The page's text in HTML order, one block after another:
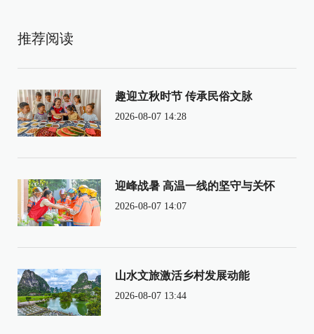
推荐阅读
趣迎立秋时节 传承民俗文脉
2026-08-07 14:28
迎峰战暑 高温一线的坚守与关怀
2026-08-07 14:07
山水文旅激活乡村发展动能
2026-08-07 13:44